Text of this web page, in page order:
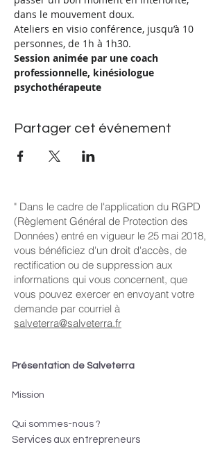
dans le mouvement doux.
Ateliers en visio conférence, jusqu’à 10
personnes, de 1h à 1h30.
Session animée par une coach
professionnelle, kinésiologue
psychothérapeute
Partager cet événement
" Dans le cadre de l'application du RGPD
(Règlement Général de Protection des
Données) entré en vigueur le 25 mai 2018,
vous bénéficiez d'un droit d'accès, de
rectification ou de suppression aux
informations qui vous concernent, que
vous pouvez exercer en envoyant votre
demande par courriel à
salveterra@salveterra.fr
Présentation de Salveterra
Mission
Qui sommes-nous ?
Services aux entrepreneurs